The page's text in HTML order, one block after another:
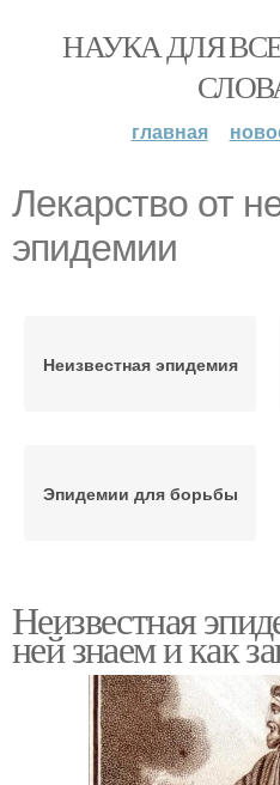
НАУКА ДЛЯ
главная
Лекарство от
эпидемии
Неизвестная эпидемия
Эпидемии для борьбы
Неизвестная
ней знаем и как